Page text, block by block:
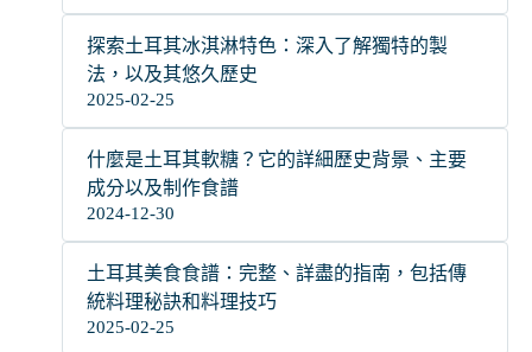
探索土耳其冰淇淋特色：深入了解獨特的製
法，以及其悠久歷史
2025-02-25
什麼是土耳其軟糖？它的詳細歷史背景、主要
成分以及制作食譜
2024-12-30
土耳其美食食譜：完整、詳盡的指南，包括傳
統料理秘訣和料理技巧
2025-02-25